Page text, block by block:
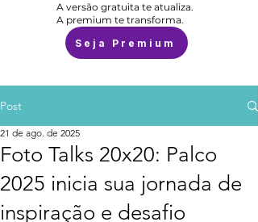
A versão gratuita te atualiza.
A premium te transforma.
Seja Premium
Post
Foto Talks 20x20: Palco
2025 inicia sua jornada de
inspiração e desafio
21 de ago. de 2025